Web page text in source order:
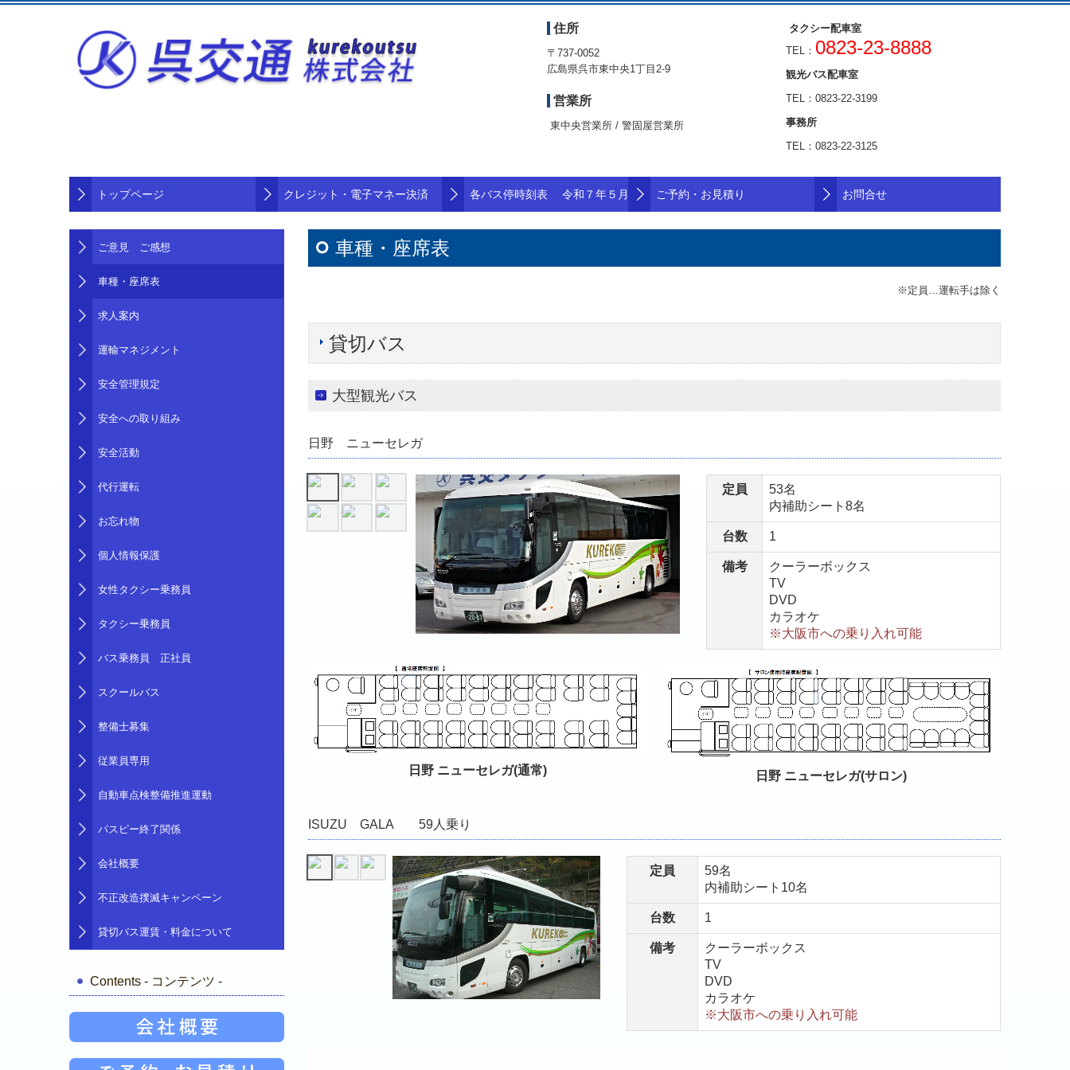
住所
〒737-0052
広島県呉市東中央1丁目2-9
営業所
東中央営業所 / 警固屋営業所
タクシー配車室
TEL： 0823-23-8888
観光バス配車室
TEL：0823-22-3199
事務所
TEL：0823-22-3125
トップページ クレジット・電子マネー決済 各バス停時刻表 令和７年５月１２日ご予約・お見積り お問合せ
ご意見 ご感想
車種・座席表
求人案内
運輸マネジメント
安全管理規定
安全への取り組み
安全活動
代行運転
お忘れ物
個人情報保護
女性タクシー乗務員
タクシー乗務員
バス乗務員 正社員
スクールバス
整備士募集
従業員専用
自動車点検整備推進運動
パスピー終了関係
会社概要
不正改造撲滅キャンペーン
貸切バス運賃・料金について
Contents - コンテンツ -
車種・座席表
※定員…運転手は除く
貸切バス
大型観光バス
日野 ニューセレガ
定員
53名
内補助シート8名
台数 1
備考
クーラーボックス
TV
DVD
カラオケ
※大阪市への乗り入れ可能
日野 ニューセレガ(通常) 日野 ニューセレガ(サロン)
ISUZU GALA 59人乗り
定員
59名
内補助シート10名
台数 1
備考
クーラーボックス
TV
DVD
カラオケ
※大阪市への乗り入れ可能